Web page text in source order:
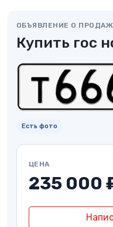
ОБЪЯВЛЕНИЕ О
Купить гос
Есть фото
ЦЕНА
235 000